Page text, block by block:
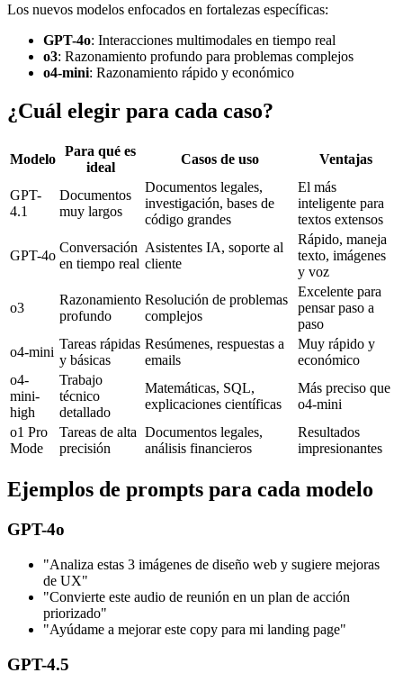
Los nuevos modelos enfocados en fortalezas específicas:
GPT-4o: Interacciones multimodales en tiempo real
o3: Razonamiento profundo para problemas complejos
o4-mini: Razonamiento rápido y económico
¿Cuál elegir para cada caso?
Modelo
Para qué es
ideal
Casos de uso Ventajas
GPT-
4.1
Documentos
muy largos
Documentos legales,
investigación, bases de
código grandes
El más
inteligente para
textos extensos
GPT-4o
Conversación
en tiempo real
Asistentes IA, soporte al
cliente
Rápido, maneja
texto, imágenes
y voz
o3
Razonamiento
profundo
Resolución de problemas
complejos
Excelente para
pensar paso a
paso
o4-mini
Tareas rápidas
y básicas
Resúmenes, respuestas a
emails
Muy rápido y
económico
o4-
mini-
high
Trabajo
técnico
detallado
Matemáticas, SQL,
explicaciones científicas
Más preciso que
o4-mini
o1 Pro
Mode
Tareas de alta
precisión
Documentos legales,
análisis financieros
Resultados
impresionantes
Ejemplos de prompts para cada modelo
GPT-4o
"Analiza estas 3 imágenes de diseño web y sugiere mejoras
de UX"
"Convierte este audio de reunión en un plan de acción
priorizado"
"Ayúdame a mejorar este copy para mi landing page"
GPT-4.5